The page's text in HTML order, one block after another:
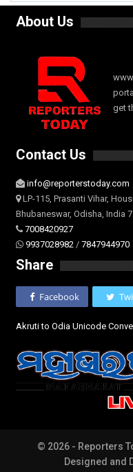
About Us
get
Contact Us
info@reporterstoday.com
LP-115, Prasanti Vihar,
Bhubaneswar, Odisha, India
7008420927
9937028982 / 7847944970
Share
Facebook
Akruti to Odia Unicode
© 2026 - Reporters
Designed and